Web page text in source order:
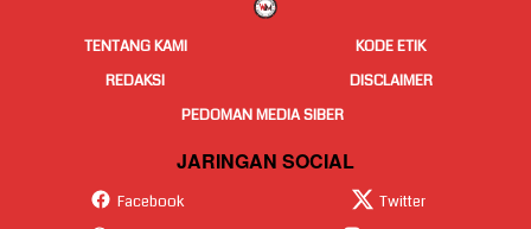
TENTANG KAMI
KODE ETIK
REDAKSI
DISCLAIMER
PEDOMAN MEDIA SIBER
JARINGAN SOCIAL
Facebook
Twitter